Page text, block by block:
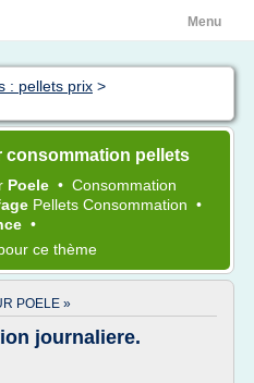
Menu
: pellets prix >
consommation pellets
Poele • Consommation
Pellets Consommation •
•
ce thème
POELE »
journaliere.